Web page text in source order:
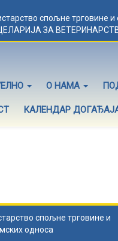
спољне трговине и
ЗА
О НАМА
КАЛЕНДАР
спољне трговине и
односа